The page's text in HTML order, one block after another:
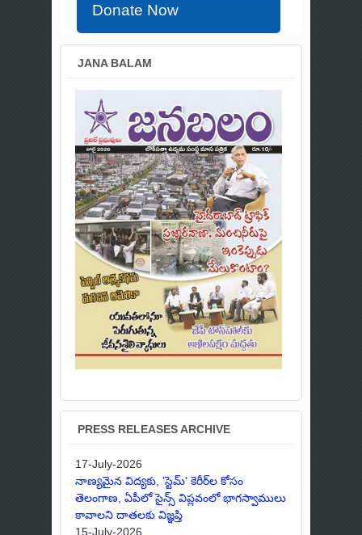
Donate Now
JANA BALAM
PRESS RELEASES ARCHIVE
17-July-2026
నాణ్యమైన విద్యకు, 'స్టెమ్' కెరీర్‌ల కోసం
తెలంగాణ, ఏపీలో సైన్స్ విప్లవంలో భాగస్వాములు
కావాలని దాతలకు విజ్ఞప్తి
15-July-2026